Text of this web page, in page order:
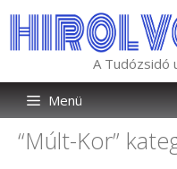
tartalomba
A Tudózsidó
Menü
“Múlt-Kor”